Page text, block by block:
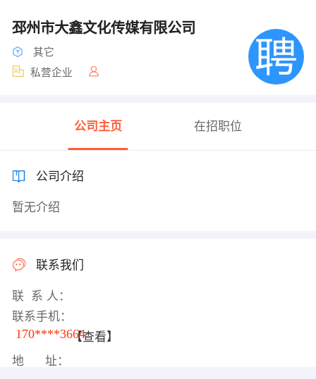
邳州市大鑫文化传媒有限公司
其它
私营企业
公司主页 在招职位
公司介绍
暂无介绍
联系我们
联 系 人：
联系手机：
170****3664【查看】
地 址：